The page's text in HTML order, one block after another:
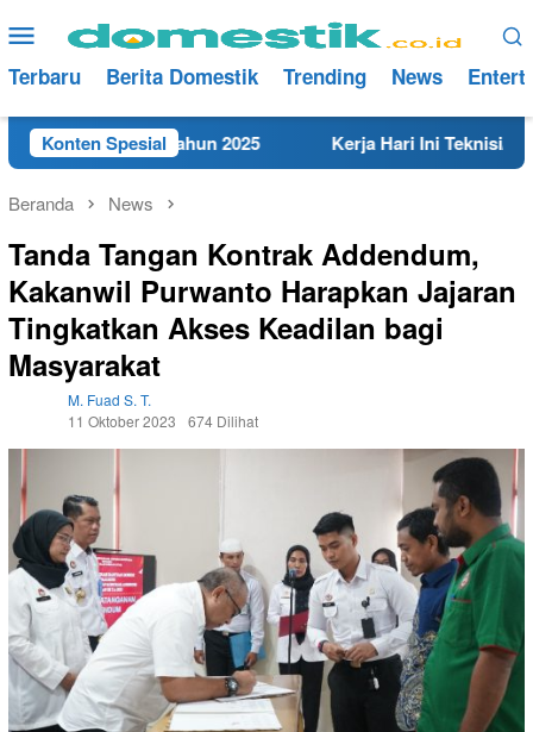
ke
konten
Menu
Mobile
Terbaru Berita Domestik Trending News
Konten Spesial
Rembang Tahun 2025 Kerja Hari Ini Teknisi/
Beranda News
Tanda Tangan Kontrak Addendum,
Kakanwil Purwanto Harapkan Jajaran
Tingkatkan Akses Keadilan bagi
Masyarakat
M. Fuad S. T.
11 Oktober 2023
674 Dilihat